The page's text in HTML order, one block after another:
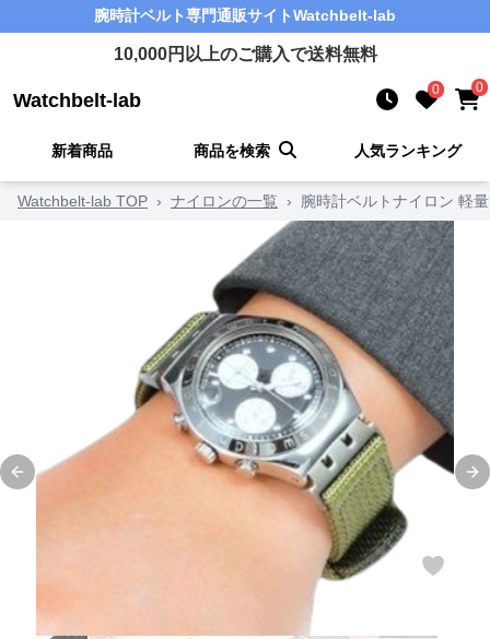
腕時計ベルト専門通販サイトWatchbelt-lab
10,000円以上のご購入で送料無料
Watchbelt-lab 0 0
新着商品 商品を検索 人気ランキング
Watchbelt-lab TOP › ナイロンの一覧 › 腕時計ベルトナイロン 軽
Previous slide